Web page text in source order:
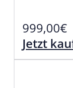
999,00€
Jetzt